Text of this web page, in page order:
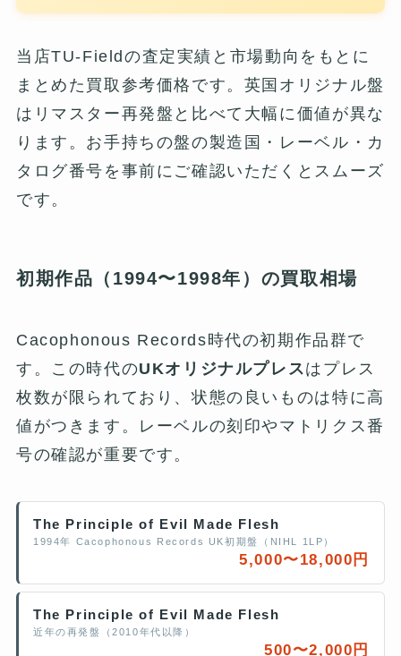
当店TU-Fieldの査定実績と市場動向をもとに
まとめた買取参考価格です。英国オリジナル盤
はリマスター再発盤と比べて大幅に価値が異な
ります。お手持ちの盤の製造国・レーベル・カ
タログ番号を事前にご確認いただくとスムーズ
です。
初期作品（1994〜1998年）の買取相場
Cacophonous Records時代の初期作品群で
す。この時代のUKオリジナルプレスはプレス
枚数が限られており、状態の良いものは特に高
値がつきます。レーベルの刻印やマトリクス番
号の確認が重要です。
The Principle of Evil Made Flesh
1994年 Cacophonous Records UK初期盤（NIHL 1LP）
5,000〜18,000円
The Principle of Evil Made Flesh
近年の再発盤（2010年代以降）
500〜2,000円